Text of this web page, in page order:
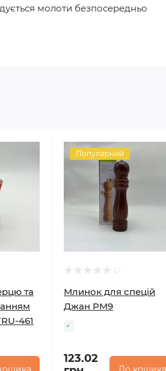
молоти безпосередньо
та
461
Популярний
Млинок для спецій
Джан PM9
123.02